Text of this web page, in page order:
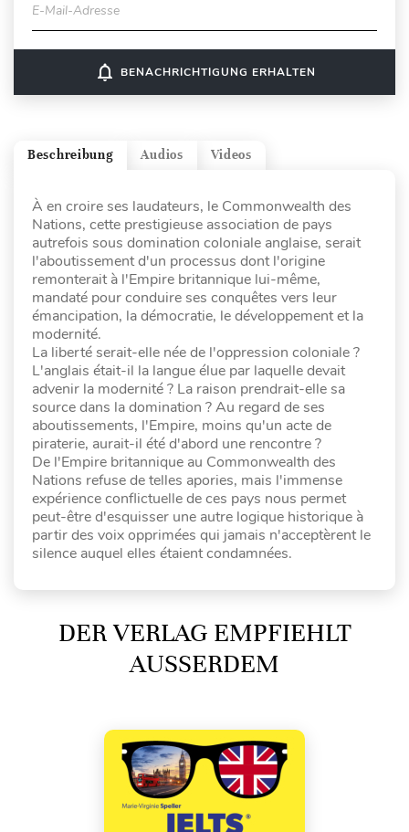
E-Mail-Adresse
notifications_none BENACHRICHTIGUNG ERHALTEN
Videos
Audios
Beschreibung
À en croire ses laudateurs, le Commonwealth des
Nations, cette prestigieuse association de pays
autrefois sous domination coloniale anglaise, serait
l'aboutissement d'un processus dont l'origine
remonterait à l'Empire britannique lui-même,
mandaté pour conduire ses conquêtes vers leur
émancipation, la démocratie, le développement et la
modernité.
La liberté serait-elle née de l'oppression coloniale ?
L'anglais était-il la langue élue par laquelle devait
advenir la modernité ? La raison prendrait-elle sa
source dans la domination ? Au regard de ses
aboutissements, l'Empire, moins qu'un acte de
piraterie, aurait-il été d'abord une rencontre ?
De l'Empire britannique au Commonwealth des
Nations refuse de telles apories, mais l'immense
expérience conflictuelle de ces pays nous permet
peut-être d'esquisser une autre logique historique à
partir des voix opprimées qui jamais n'acceptèrent le
silence auquel elles étaient condamnées.
DER VERLAG EMPFIEHLT
AUSSERDEM